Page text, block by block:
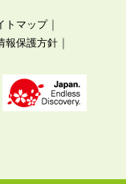
トマップ｜
報保護方針 ｜